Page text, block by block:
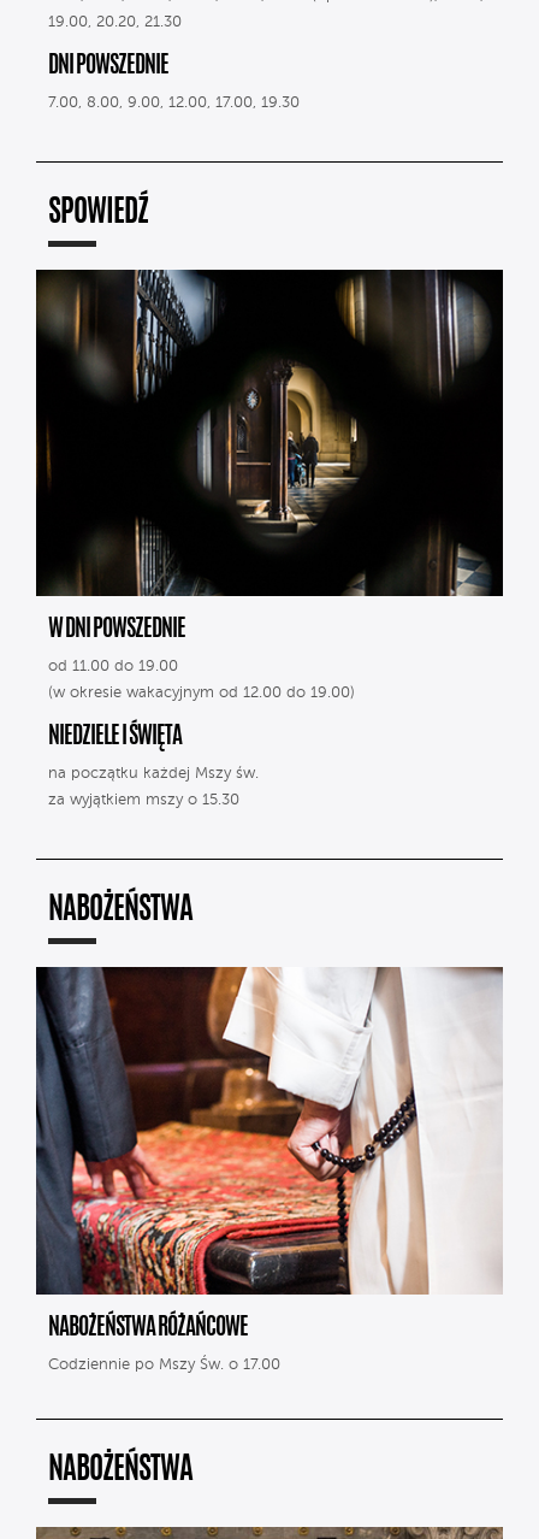
19.00, 20.20, 21.30
DNI POWSZEDNIE
7.00, 8.00, 9.00, 12.00, 17.00, 19.30
SPOWIEDŹ
W DNI POWSZEDNIE
od 11.00 do 19.00
(w okresie wakacyjnym od 12.00 do 19.00)
NIEDZIELE I ŚWIĘTA
na początku każdej Mszy św.
za wyjątkiem mszy o 15.30
NABOŻEŃSTWA
NABOŻEŃSTWA RÓŻAŃCOWE
Codziennie po Mszy Św. o 17.00
NABOŻEŃSTWA